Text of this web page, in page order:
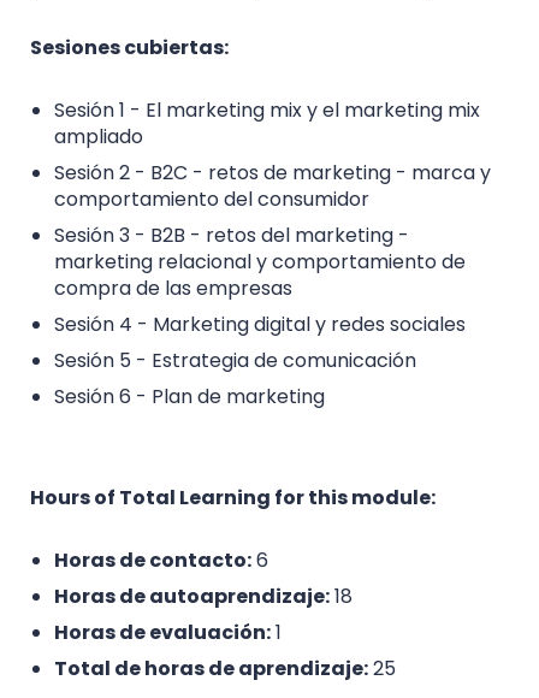
Sesiones cubiertas:
Sesión 1 - El marketing mix y el marketing mix
ampliado
Sesión 2 - B2C - retos de marketing - marca y
comportamiento del consumidor
Sesión 3 - B2B - retos del marketing -
marketing relacional y comportamiento de
compra de las empresas
Sesión 4 - Marketing digital y redes sociales
Sesión 5 - Estrategia de comunicación
Sesión 6 - Plan de marketing
Hours of Total Learning for this module:
Horas de contacto:6
Horas de autoaprendizaje:18
Horas de evaluación:1
Total de horas de aprendizaje:25